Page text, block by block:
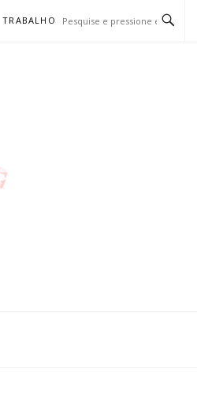
TRABALHO